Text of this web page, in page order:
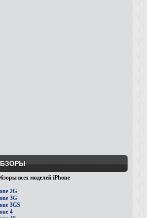
всех моделей iPhone
2G
3G
3GS
4